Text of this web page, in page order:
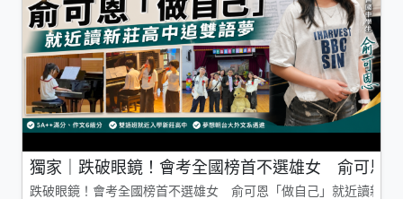
獨家｜跌破眼鏡！會考全國榜首不選雄女 俞可恩
跌破眼鏡！會考全國榜首不選雄女 俞可恩「做自己」就近讀新莊